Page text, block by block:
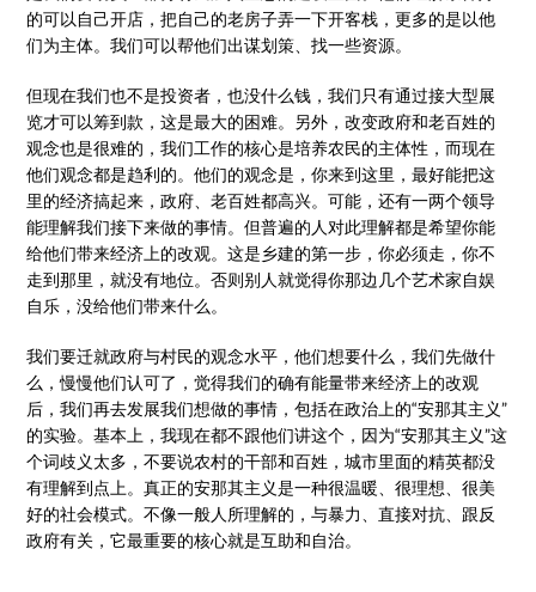
的可以自己开店，把自己的老房子弄一下开客栈，更多的是以他
们为主体。我们可以帮他们出谋划策、找一些资源。
但现在我们也不是投资者，也没什么钱，我们只有通过接大型展
览才可以筹到款，这是最大的困难。另外，改变政府和老百姓的
观念也是很难的，我们工作的核心是培养农民的主体性，而现在
他们观念都是趋利的。他们的观念是，你来到这里，最好能把这
里的经济搞起来，政府、老百姓都高兴。可能，还有一两个领导
能理解我们接下来做的事情。但普遍的人对此理解都是希望你能
给他们带来经济上的改观。这是乡建的第一步，你必须走，你不
走到那里，就没有地位。否则别人就觉得你那边几个艺术家自娱
自乐，没给他们带来什么。
我们要迁就政府与村民的观念水平，他们想要什么，我们先做什
么，慢慢他们认可了，觉得我们的确有能量带来经济上的改观
后，我们再去发展我们想做的事情，包括在政治上的“安那其主义”
的实验。基本上，我现在都不跟他们讲这个，因为“安那其主义”这
个词歧义太多，不要说农村的干部和百姓，城市里面的精英都没
有理解到点上。真正的安那其主义是一种很温暖、很理想、很美
好的社会模式。不像一般人所理解的，与暴力、直接对抗、跟反
政府有关，它最重要的核心就是互助和自治。